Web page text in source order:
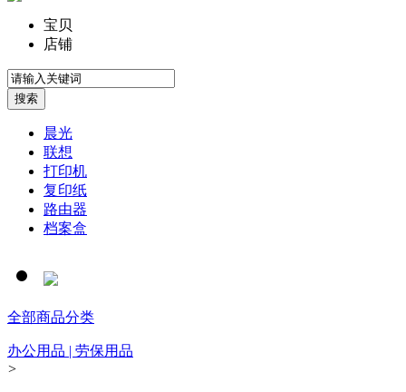
宝贝
店铺
晨光
联想
打印机
复印纸
路由器
档案盒
全部商品分类
办公用品 | 劳保用品
>